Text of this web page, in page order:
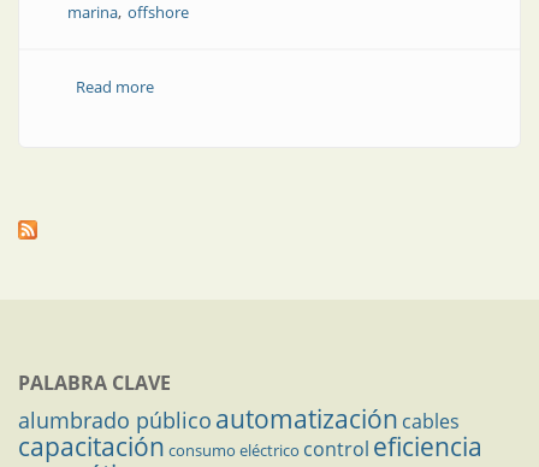
marina offshore
Read moreabout Energía eólica mundial: tendencias en la tierra y
PALABRA CLAVE
alumbrado público automatización cables
capacitación consumo eléctrico control eficiencia